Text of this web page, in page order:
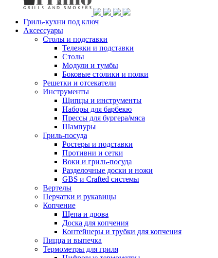
Гриль-кухни под ключ
Аксессуары
Столы и подставки
Тележки и подставки
Столы
Модули и тумбы
Боковые столики и полки
Решетки и отсекатели
Инструменты
Щипцы и инструменты
Наборы для барбекю
Прессы для бургера/мяса
Шампуры
Гриль-посуда
Ростеры и подставки
Противни и сетки
Воки и гриль-посуда
Разделочные доски и ножи
GBS и Crafted системы
Вертелы
Перчатки и рукавицы
Копчение
Щепа и дрова
Доска для копчения
Контейнеры и трубки для копчения
Пицца и выпечка
Термометры для гриля